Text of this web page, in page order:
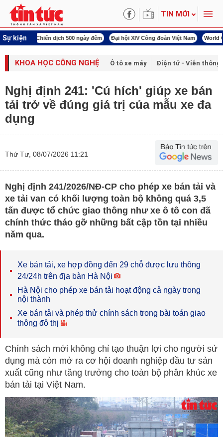
TIN MỚI
Sự kiện
ngày đêm Đại hội XIV Công đoàn Việt Nam World Cup 2026 Kỳ họp thứ
KHOA HỌC CÔNG NGHỆ Ô tô xe máy Điện tử - Viễn thông
Nghị định 241: 'Cú hích' giúp xe bán
tải trở về đúng giá trị của mẫu xe đa
dụng
Thứ Tư, 08/07/2026 11:21
Nghị định 241/2026/NĐ-CP cho phép xe bán tải và
xe tải van có khối lượng toàn bộ không quá 3,5
tấn được tổ chức giao thông như xe ô tô con đã
chính thức tháo gỡ những bất cập tồn tại nhiều
năm qua.
Xe bán tải, xe hợp đồng đến 29 chỗ được lưu thông
24/24h trên địa bàn Hà Nội
Hà Nội cho phép xe bán tải hoạt động cả ngày trong
nội thành
Xe bán tải và phép thử chính sách trong bài toán giao
thông đô thị
Chính sách mới không chỉ tạo thuận lợi cho người sử
dụng mà còn mở ra cơ hội doanh nghiệp đầu tư sản
xuất cũng như tăng trưởng cho toàn bộ phân khúc xe
bán tải tại Việt Nam.